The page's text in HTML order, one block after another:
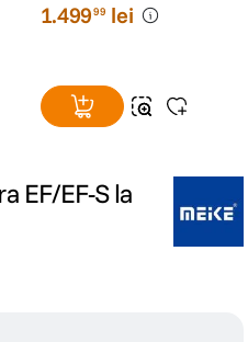
1.49999 lei
EF/EF-S la